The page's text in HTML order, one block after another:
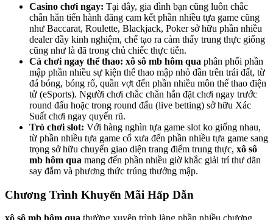
Casino chơi ngay: Tại đây, gia đình bạn cũng luôn chắc
chắn hẳn tiến hành đăng cam kết phần nhiều tựa game cũng
như Baccarat, Roulette, Blackjack, Poker sở hữu phần nhiều
dealer đầy kinh nghiệm, chế tạo ra cảm thấy trung thực giống
cũng như là đã trong chủ chiếc thực tiễn.
Cá chơi ngay thể thao: xô sô mb hôm qua phân phối phần
mập phần nhiều sự kiện thể thao mập nhỏ đần trên trái đất, từ
đá bóng, bóng rổ, quần vợt đến phần nhiều môn thể thao điện
tử (eSports). Người chơi chắc chắn hẳn đặt chơi ngay trước
round đấu hoặc trong round đấu (live betting) sở hữu Xác
Suất chơi ngay quyến rũ.
Trò chơi slot: Với hàng nghìn tựa game slot ko giống nhau,
từ phần nhiều tựa game cổ xưa đến phần nhiều tựa game sang
trọng sở hữu chuyển giao diện trang điểm trung thực, xô sô
mb hôm qua mang đến phần nhiều giờ khắc giải trí thư dãn
say đắm và phương thức trúng thưởng mập.
Chương Trình Khuyến Mãi Hấp Dẫn